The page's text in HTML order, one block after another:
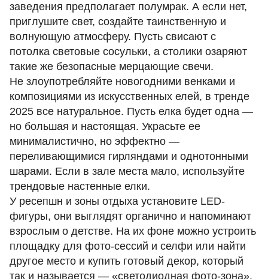
заведения предполагает полумрак. А если нет,
приглушите свет, создайте таинственную и
волнующую атмосферу. Пусть свисают с
потолка световые сосульки, а столики озаряют
такие же безопасные мерцающие свечи.
Не злоупотребляйте новогодними венками и
композициями из искусственных елей, в тренде
2025 все натуральное. Пусть елка будет одна —
но большая и настоящая. Украсьте ее
минималистично, но эффектно —
переливающимися гирляндами и однотонными
шарами. Если в зале места мало, используйте
трендовые настенные елки.
У ресепшн и зоны отдыха установите LED-
фигуры, они выглядят органично и напоминают
взрослым о детстве. На их фоне можно устроить
площадку для фото-сессий и селфи или найти
другое место и купить готовый декор, который
так и называется — «светодиодная фото-зона».